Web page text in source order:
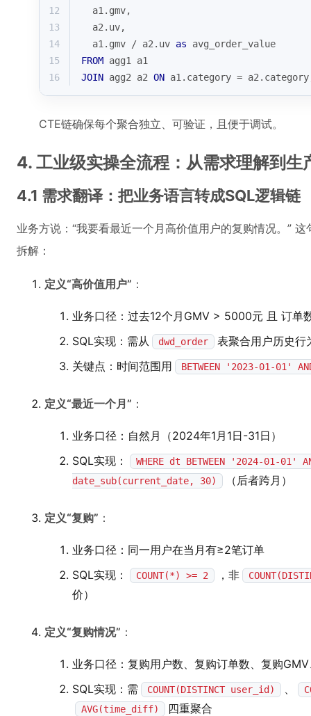
12
  a1.gmv,
13
  a2.uv,
14
  a1.gmv
/ a2.uv as avg_order_value
15
FROM agg1 a1
16
JOIN agg2 a2 ON a1.category =
CTE链确保每个聚合独立、可验证，且便于调试。
4. 工业级实操全流程：从需求理解到生
4.1 需求翻译：把业务语言转成SQL逻辑链
业务方说：“我要看最近一个月高价值用户的复购情况。”
拆解：
定义“高价值用户” ：
业务口径：过去12个月GMV > 5000元 且 订单
SQL实现：需从
dwd_order
表聚合用户历史行
关键点：时间范围用
BETWEEN '2023-01-01'
定义“最近一个月” ：
业务口径：自然月（2024年1月1日-31日）
SQL实现：
WHERE dt BETWEEN '2024-01-01'
date_sub(current_date, 30)
（后者跨月）
定义“复购” ：
业务口径：同一用户在当月有≥2笔订单
SQL实现：
COUNT(*) >= 2 ，非
价）
定义“复购情况” ：
业务口径：复购用户数、复购订单数、复购
SQL实现：需
COUNT(DISTINCT user_id) 、
AVG(time_diff)
四重聚合